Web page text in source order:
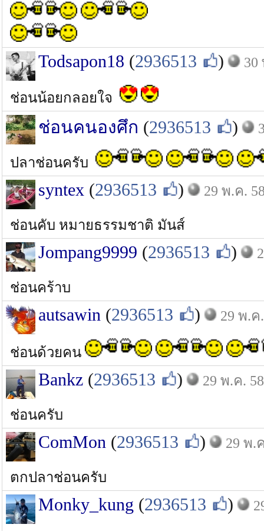
Todsapon18 (2936513 ) 30
ช่อนน้อยกลอยใจ
ช่อนคนองศึก (2936513 )
ปลาช่อนครับ
syntex (2936513 ) 29 พ.ค.
ช่อนคับ หมายธรรมชาติ มันส์
Jompang9999 (2936513 )
ช่อนคร้าบ
autsawin (2936513 ) 29 พ.ค
ช่อนด้วยคน
Bankz (2936513 ) 29 พ.ค. 58
ช่อนครับ
ComMon (2936513 ) 29 พ.
ตกปลาช่อนครับ
Monky_kung (2936513 )